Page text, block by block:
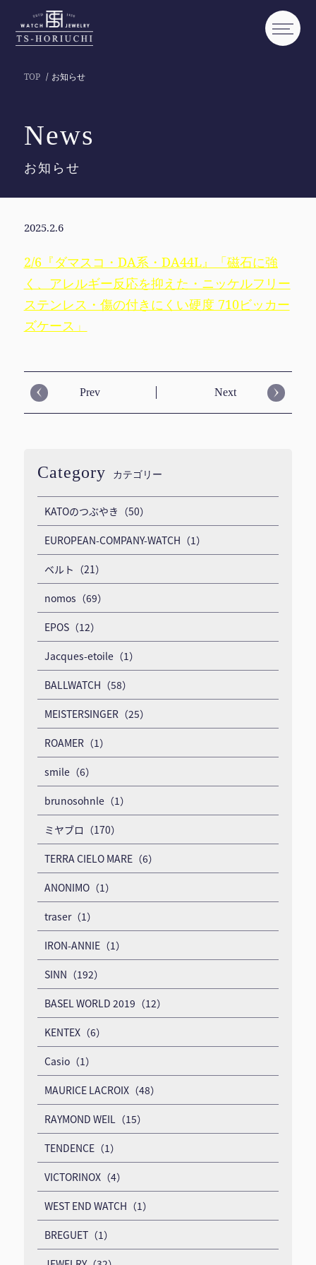
TOP お知らせ
News
お知らせ
2025.2.6
2/6『ダマスコ・DA系・DA44L』「磁石に強
く、アレルギー反応を抑えた・ニッケルフリー
ステンレス・傷の付きにくい硬度 710ビッカー
ズケース」
Prev Next
Category カテゴリー
KATOのつぶやき（50）
EUROPEAN-COMPANY-WATCH（1）
ベルト（21）
nomos（69）
EPOS（12）
Jacques-etoile（1）
BALLWATCH（58）
MEISTERSINGER（25）
ROAMER（1）
smile（6）
brunosohnle（1）
ミヤブロ（170）
TERRA CIELO MARE（6）
ANONIMO（1）
traser（1）
IRON-ANNIE（1）
SINN（192）
BASEL WORLD 2019（12）
KENTEX（6）
Casio（1）
MAURICE LACROIX（48）
RAYMOND WEIL（15）
TENDENCE（1）
VICTORINOX（4）
WEST END WATCH（1）
BREGUET（1）